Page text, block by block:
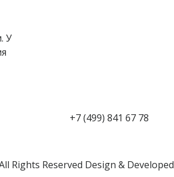
У
+7 (499) 841 67 78
Rights Reserved Design & Developed